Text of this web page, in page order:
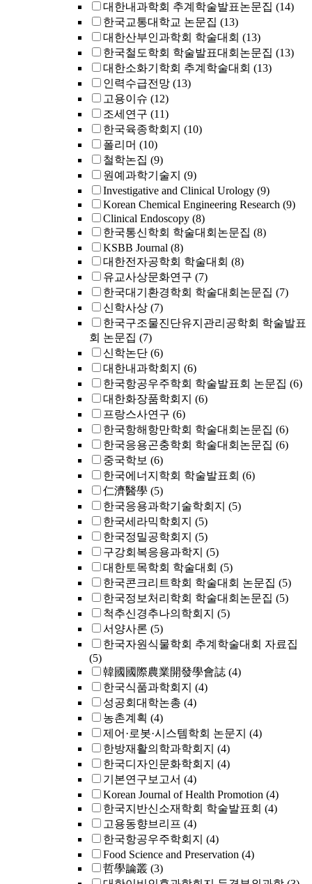
대한내과학회 추계학술발표논문집 (14)
한국교통대학교 논문집 (13)
대한산부인과학회 학술대회 (13)
한국철도학회 학술발표대회논문집 (13)
대한소화기학회 추계학술대회 (13)
인력수급전망 (13)
고용이슈 (12)
조세연구 (11)
한국육종학회지 (10)
폴리머 (10)
철학논집 (9)
원예과학기술지 (9)
Investigative and Clinical Urology (9)
Korean Chemical Engineering Research (9)
Clinical Endoscopy (8)
한국통신학회 학술대회논문집 (8)
KSBB Journal (8)
대한전자공학회 학술대회 (8)
유교사상문화연구 (7)
한국대기환경학회 학술대회논문집 (7)
신학사상 (7)
한국구조물진단유지관리공학회 학술발표
회 논문집 (7)
신학논단 (6)
대한내과학회지 (6)
한국항공우주학회 학술발표회 논문집 (6)
대한화장품학회지 (6)
프랑스사연구 (6)
한국항해항만학회 학술대회논문집 (6)
한국응용곤충학회 학술대회논문집 (6)
중국학보 (6)
한국에너지학회 학술발표회 (6)
仁濟醫學 (5)
한국응용과학기술학회지 (5)
한국세라믹학회지 (5)
한국정밀공학회지 (5)
구강회복응용과학지 (5)
대한토목학회 학술대회 (5)
한국콘크리트학회 학술대회 논문집 (5)
한국정보처리학회 학술대회논문집 (5)
척추신경추나의학회지 (5)
서양사론 (5)
한국자원식물학회 추계학술대회 자료집
(5)
韓國國際農業開發學會誌 (4)
한국식품과학회지 (4)
성공회대학논총 (4)
농촌계획 (4)
제어·로봇·시스템학회 논문지 (4)
한방재활의학과학회지 (4)
한국디자인문화학회지 (4)
기본연구보고서 (4)
Korean Journal of Health Promotion (4)
한국지반신소재학회 학술발표회 (4)
고용동향브리프 (4)
한국항공우주학회지 (4)
Food Science and Preservation (4)
哲學論叢 (3)